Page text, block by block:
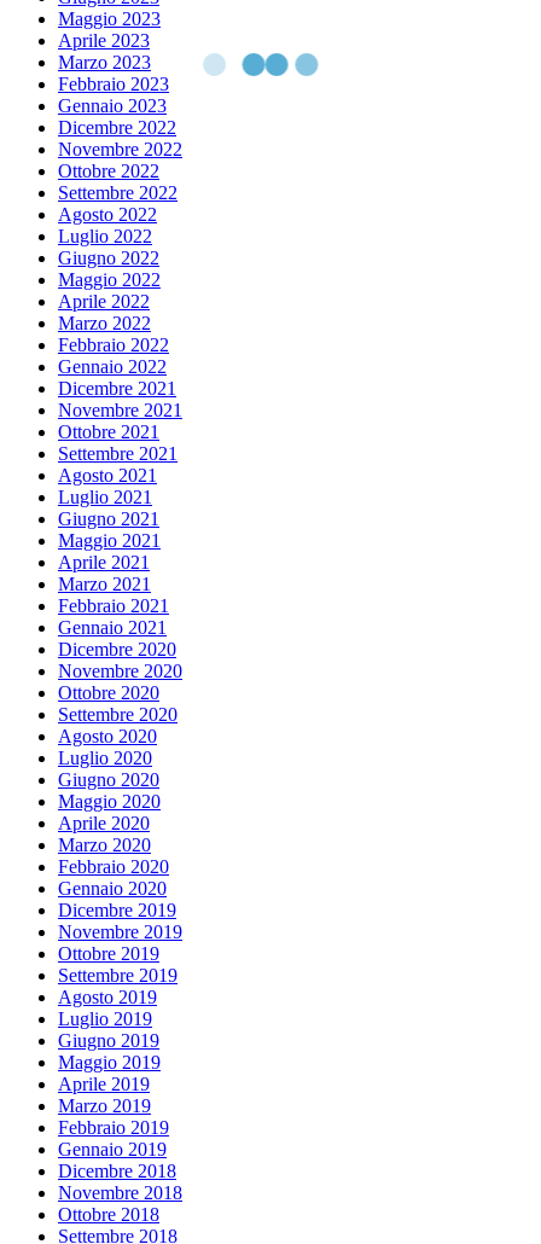
Maggio 2023
Aprile 2023
Marzo 2023
Febbraio 2023
Gennaio 2023
Dicembre 2022
Novembre 2022
Ottobre 2022
Settembre 2022
Agosto 2022
Luglio 2022
Giugno 2022
Maggio 2022
Aprile 2022
Marzo 2022
Febbraio 2022
Gennaio 2022
Dicembre 2021
Novembre 2021
Ottobre 2021
Settembre 2021
Agosto 2021
Luglio 2021
Giugno 2021
Maggio 2021
Aprile 2021
Marzo 2021
Febbraio 2021
Gennaio 2021
Dicembre 2020
Novembre 2020
Ottobre 2020
Settembre 2020
Agosto 2020
Luglio 2020
Giugno 2020
Maggio 2020
Aprile 2020
Marzo 2020
Febbraio 2020
Gennaio 2020
Dicembre 2019
Novembre 2019
Ottobre 2019
Settembre 2019
Agosto 2019
Luglio 2019
Giugno 2019
Maggio 2019
Aprile 2019
Marzo 2019
Febbraio 2019
Gennaio 2019
Dicembre 2018
Novembre 2018
Ottobre 2018
Settembre 2018